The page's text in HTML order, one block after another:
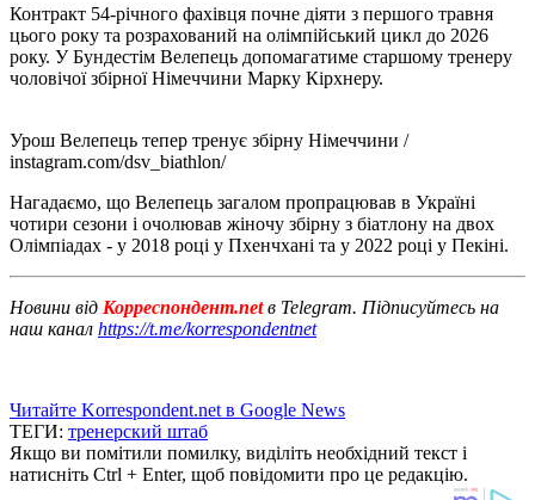
Контракт 54-річного фахівця почне діяти з першого травня
цього року та розрахований на олімпійський цикл до 2026
року. У Бундестім Велепець допомагатиме старшому тренеру
чоловічої збірної Німеччини Марку Кірхнеру.
Урош Велепець тепер тренує збірну Німеччини /
instagram.com/dsv_biathlon/
Нагадаємо, що Велепець загалом пропрацював в Україні
чотири сезони і очолював жіночу збірну з біатлону на двох
Олімпіадах - у 2018 році у Пхенчхані та у 2022 році у Пекіні.
Новини від Корреспондент.netв Telegram. Підписуйтесь на
наш канал https://t.me/korrespondentnet
Читайте Korrespondent.net в Google News
ТЕГИ: тренерский штаб
Якщо ви помітили помилку, виділіть необхідний текст і
натисніть Ctrl + Enter, щоб повідомити про це редакцію.